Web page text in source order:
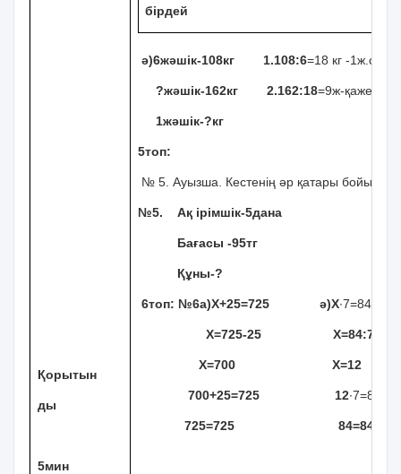
Қорытын
ды
5мин
бірдей
ә)6жәшік-108кг 1.108:6=18 кг -
?жәшік-162кг 2.162:18=9ж-қажетті
1жәшік-?кг
5топ:
№ 5. Ауызша. Кестенің әр қатары
№5. Ақ ірімшік-5дана
Бағасы -95тг
Құны-?
6топ: №6а)Х+25=725 ә)Х∙7=84
Х=725-25 Х=84:7
Х=700 Х=12
700+25=725 12∙7=84
725=725 84=84